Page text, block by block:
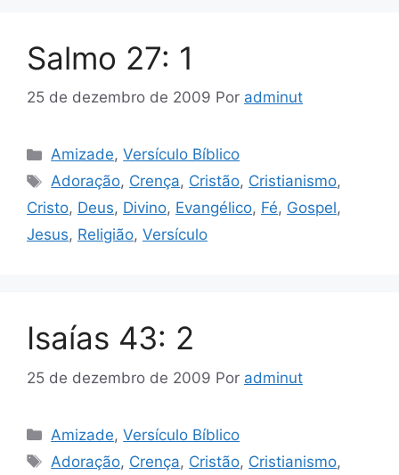
Salmo 27: 1
25 de dezembro de 2009 Por adminut
Categorias
Amizade,Versículo Bíblico
Tags
Adoração, Crença, Cristão, Cristianismo,
Cristo, Deus, Divino, Evangélico, Fé, Gospel,
Jesus, Religião, Versículo
Isaías 43: 2
25 de dezembro de 2009 Por adminut
Categorias
Amizade,Versículo Bíblico
Tags
Adoração, Crença, Cristão, Cristianismo,